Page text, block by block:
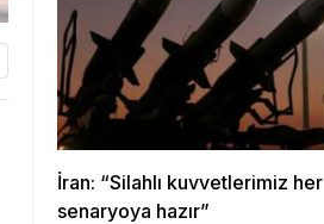
İran: “Silahlı kuvvetlerimiz her
senaryoya hazır”